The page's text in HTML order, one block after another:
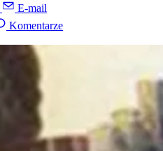
E-mail
Komentarze